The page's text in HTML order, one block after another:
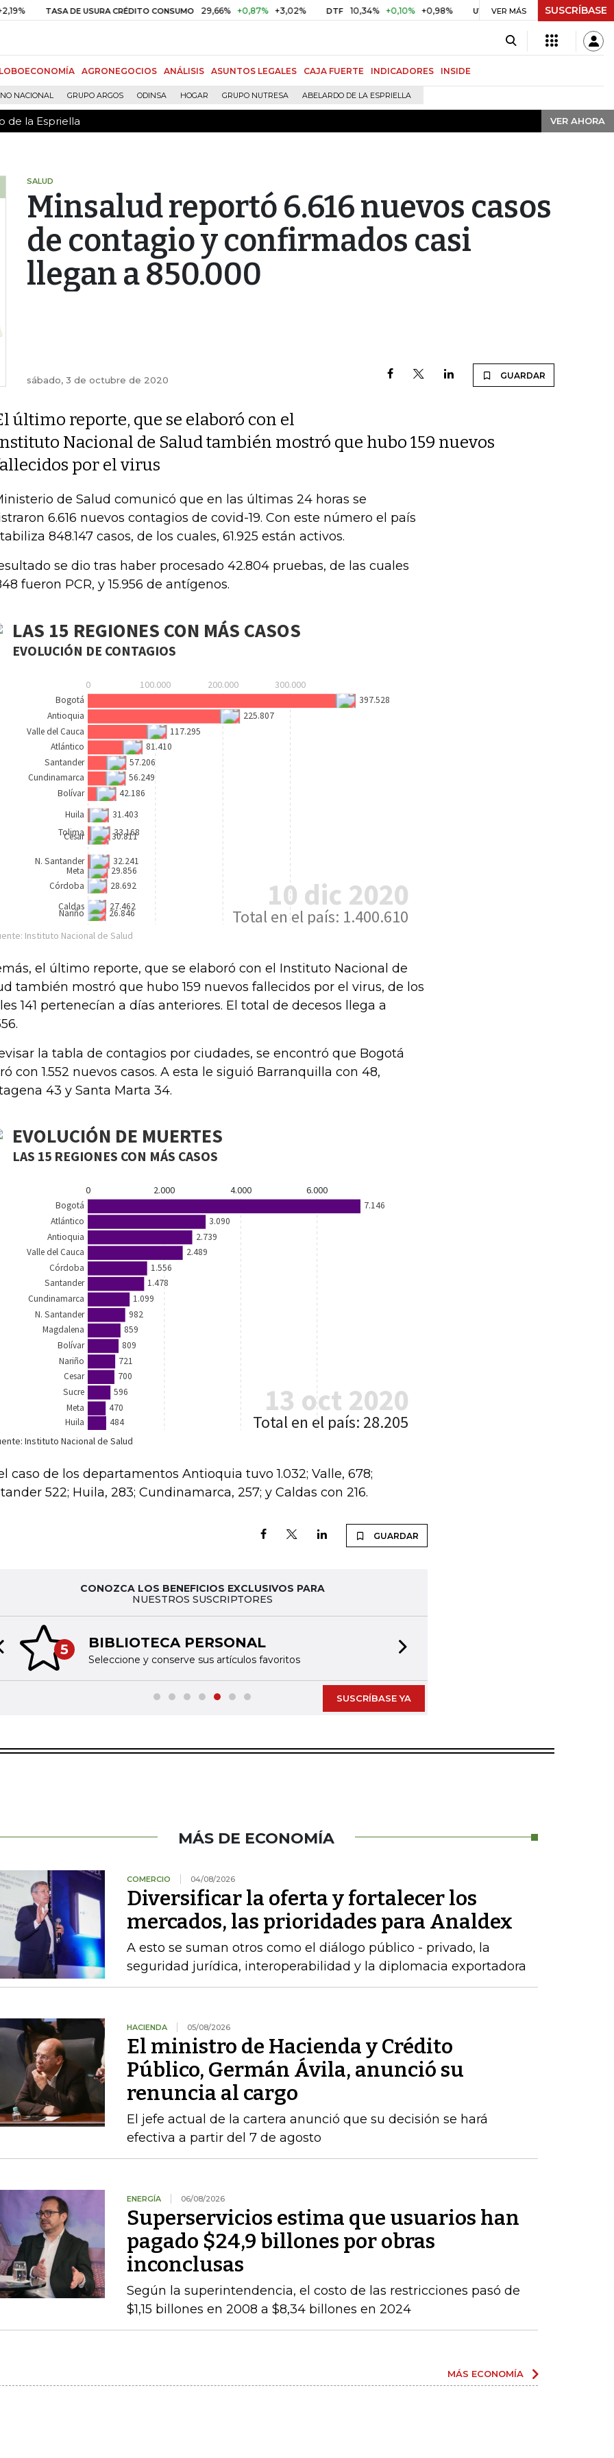
TASA DE USURA CRÉDITO CONSUMO 29,66% +0,87% +3,02% DTF 10,34% +0,10% +0,98% UVR $ 416,91 +$ 0,05 +0,01% BITCOIN
VER MÁS SUSCRÍBASE
AGRONEGOCIOS ANÁLISIS ASUNTOS LEGALES CAJA FUERTE INDICADORES INSIDE
NACIONAL GRUPO ARGOS ODINSA HOGAR GRUPO NUTRESA ABELARDO DE LA ESPRIELLA
de la Espriella VER AHORA
de la Espriella VER AHORA
SALUD
Minsalud reportó 6.616 nuevos casos
de contagio y confirmados casi
llegan a 850.000
sábado, 3 de octubre de 2020 GUARDAR
último reporte, que se elaboró con el
Nacional de Salud también mostró que hubo 159 nuevos
por el virus
de Salud comunicó que en las últimas 24 horas se
6.616 nuevos contagios de covid-19. Con este número el país
848.147 casos, de los cuales, 61.925 están activos.
se dio tras haber procesado 42.804 pruebas, de las cuales
fueron PCR, y 15.956 de antígenos.
el último reporte, que se elaboró con el Instituto Nacional de
también mostró que hubo 159 nuevos fallecidos por el virus, de los
141 pertenecían a días anteriores. El total de decesos llega a
la tabla de contagios por ciudades, se encontró que Bogotá
con 1.552 nuevos casos. A esta le siguió Barranquilla con 48,
43 y Santa Marta 34.
caso de los departamentos Antioquia tuvo 1.032; Valle, 678;
522; Huila, 283; Cundinamarca, 257; y Caldas con 216.
GUARDAR
CONOZCA LOS BENEFICIOS EXCLUSIVOS PARA
NUESTROS SUSCRIPTORES
5 BIBLIOTECA PERSONAL
Seleccione y conserve sus artículos favoritos
slide
SUSCRÍBASE YA
MÁS DE ECONOMÍA
COMERCIO 04/08/2026
Diversificar la oferta y fortalecer los
mercados, las prioridades para Analdex
A esto se suman otros como el diálogo público - privado, la
seguridad jurídica, interoperabilidad y la diplomacia exportadora
HACIENDA 05/08/2026
El ministro de Hacienda y Crédito
Público, Germán Ávila, anunció su
renuncia al cargo
El jefe actual de la cartera anunció que su decisión se hará
efectiva a partir del 7 de agosto
ENERGÍA 06/08/2026
Superservicios estima que usuarios han
pagado $24,9 billones por obras
inconclusas
Según la superintendencia, el costo de las restricciones pasó de
$1,15 billones en 2008 a $8,34 billones en 2024
MÁS ECONOMÍA